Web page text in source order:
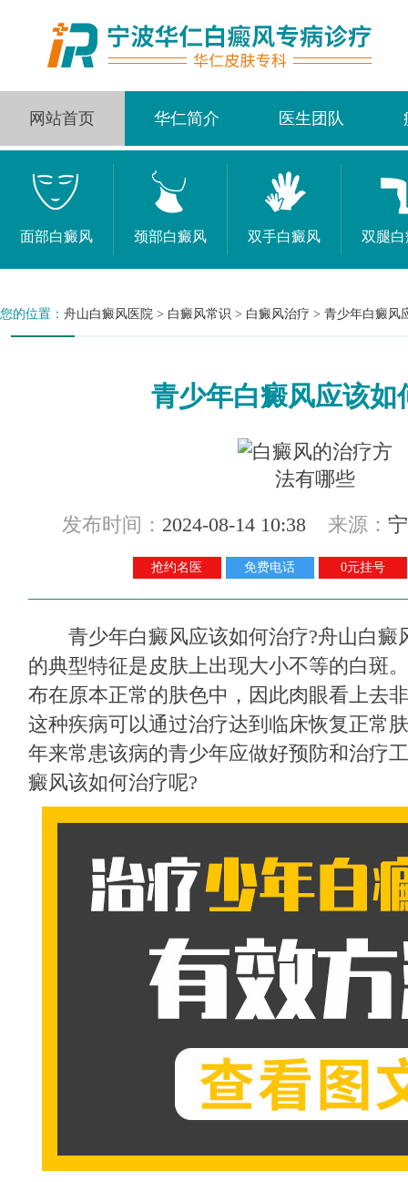
网站首页 华仁简介 医生团队
面部白癜风 颈部白癜风 双手白癜风 双腿
您的位置： 舟山白癜风医院 > 白癜风常识 > 白癜风治疗 > 青少年白癜风
青少年白癜风应该如
发布时间： 2024-08-14 10:38 来源：
抢约名医 免费电话 0元挂号
青少年白癜风应该如何治疗?舟山白癜
的典型特征是皮肤上出现大小不等的白斑
布在原本正常的肤色中，因此肉眼看上去
这种疾病可以通过治疗达到临床恢复正常
年来常患该病的青少年应做好预防和治疗
癜风该如何治疗呢?